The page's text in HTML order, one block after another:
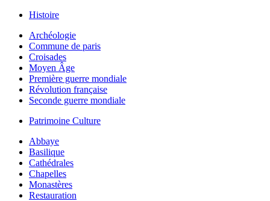
Histoire
Archéologie
Commune de paris
Croisades
Moyen Âge
Première guerre mondiale
Révolution française
Seconde guerre mondiale
Patrimoine Culture
Abbaye
Basilique
Cathédrales
Chapelles
Monastères
Restauration